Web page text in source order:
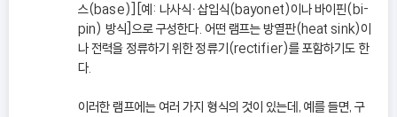
스(base)][예: 나사식ㆍ삽입식(bayonet)이나 바이핀(bi-
pin) 방식]으로 구성한다. 어떤 램프는 방열판(heat sink)이
나 전력을 정류하기 위한 정류기(rectifier)를 포함하기도 한
다.
이러한 램프에는 여러 가지 형식의 것이 있는데, 예를 들면, 구